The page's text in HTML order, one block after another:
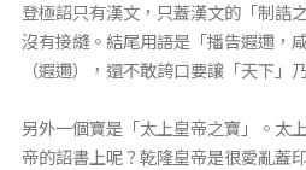
登極詔只有漢文，只蓋漢文的「制誥
沒有接縫。結尾用語是「播告遐邇，
（遐邇），還不敢誇口要讓「天下」
另外一個寶是「太上皇帝之寶」。太
帝的詔書上呢？乾隆皇帝是很愛亂蓋